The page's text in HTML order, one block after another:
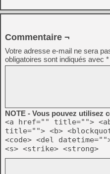
Commentaire ¬
Votre adresse e-mail ne sera
obligatoires sont indiqués avec *
NOTE - Vous pouvez utilisez
<a href="" title="">
title=""> <b>
<code> <del
<s> <strike> <strong>